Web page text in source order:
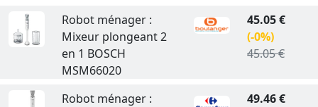
Robot ménager :
Mixeur plongeant 2
en 1 BOSCH
MSM66020
45.05 €
(-0%)
45.05 €
Robot ménager :
49.46 €